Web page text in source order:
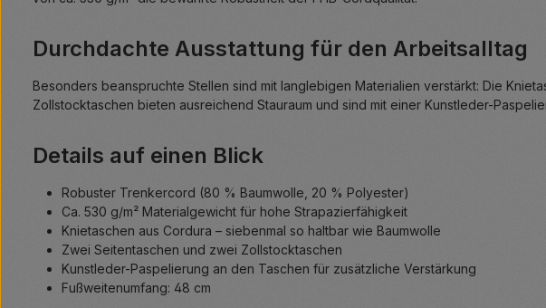
Durchdachte Ausstattung für den Arbeitsalltag
Besonders beanspruchte Stellen sind mit langlebigen Materialien verstärkt: Die
Zollstocktaschen bieten ausreichend Stauraum und sind mit einer Kunstleder-
Details auf einen Blick
Robuster Trenkercord (80 % Baumwolle, 20 % Polyester)
Ca. 530 g/m² Materialgewicht für hohe Strapazierfähigkeit
Knietaschen aus Cordura – siebenmal so haltbar wie Baumwolle
Zwei Seitentaschen und zwei Zollstocktaschen
Kunstleder-Paspelierung an den Taschen für zusätzliche Verstärkung
Fußweitenumfang: 48 cm